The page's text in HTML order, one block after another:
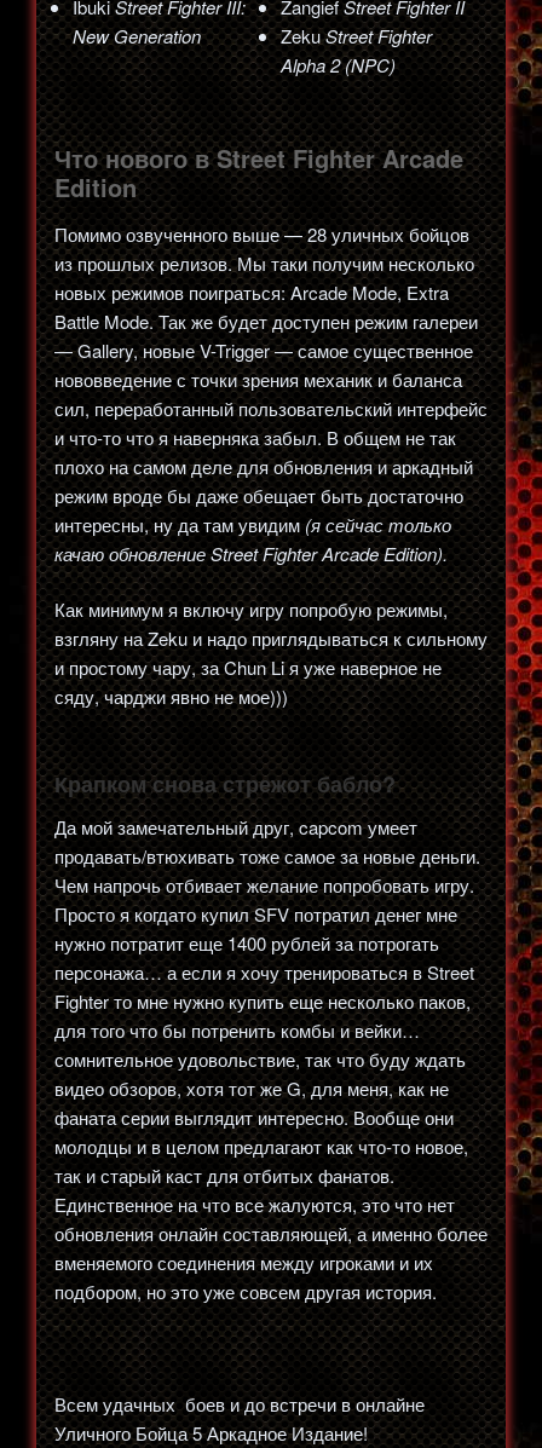
IbukiStreet Fighter III:
New Generation
ZangiefStreet Fighter II
ZekuStreet Fighter
Alpha 2 (NPC)
Что нового в Street Fighter Arcade
Edition
Помимо озвученного выше — 28 уличных бойцов
из прошлых релизов. Мы таки получим несколько
новых режимов поиграться: Arcade Mode, Extra
Battle Mode. Так же будет доступен режим галереи
— Gallery, новые V-Trigger — самое существенное
нововведение с точки зрения механик и баланса
сил, переработанный пользовательский интерфейс
и что-то что я наверняка забыл. В общем не так
плохо на самом деле для обновления и аркадный
режим вроде бы даже обещает быть достаточно
интересны, ну да там увидим (я сейчас только
качаю обновление Street Fighter Arcade Edition).
Как минимум я включу игру попробую режимы,
взгляну на Zeku и надо приглядываться к сильному
и простому чару, за Chun Li я уже наверное не
сяду, чарджи явно не мое)))
Крапком снова стрежот бабло?
Да мой замечательный друг, capcom умеет
продавать/втюхивать тоже самое за новые деньги.
Чем напрочь отбивает желание попробовать игру.
Просто я когдато купил SFV потратил денег мне
нужно потратит еще 1400 рублей за потрогать
персонажа… а если я хочу тренироваться в Street
Fighter то мне нужно купить еще несколько паков,
для того что бы потренить комбы и вейки…
сомнительное удовольствие, так что буду ждать
видео обзоров, хотя тот же G, для меня, как не
фаната серии выглядит интересно. Вообще они
молодцы и в целом предлагают как что-то новое,
так и старый каст для отбитых фанатов.
Единственное на что все жалуются, это что нет
обновления онлайн составляющей, а именно более
вменяемого соединения между игроками и их
подбором, но это уже совсем другая история.
Всем удачных боев и до встречи в онлайне
Уличного Бойца 5 Аркадное Издание!